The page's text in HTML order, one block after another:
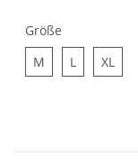
Größe
M
L XL